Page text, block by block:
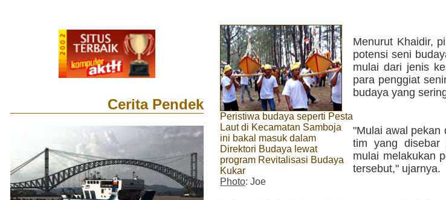
Cerita Pendek
Peristiwa budaya seperti Pesta
Laut di Kecamatan Samboja
ini bakal masuk dalam
Direktori Budaya lewat
program Revitalisasi Budaya
Kukar
Photo: Joe
Menurut Khaidir,
potensi seni
mulai dari jenis
para penggiat
budaya yang
"Mulai awal pekan
tim yang disebar
mulai melakukan
tersebut," ujarnya.